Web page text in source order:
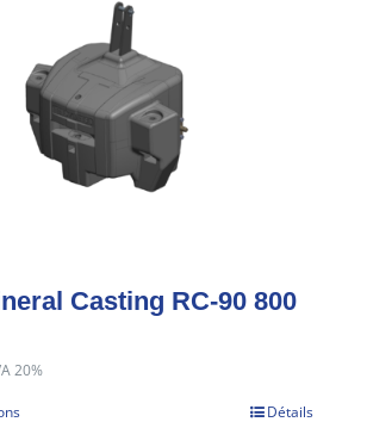
Casting RC-90 800
20%
Détails